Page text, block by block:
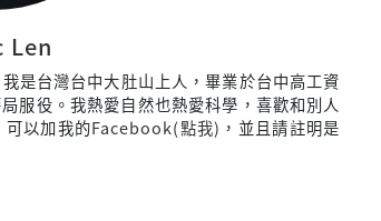
Len
是台灣台中大肚山上人，畢業於台中高工資
服役。我熱愛自然也熱愛科學，喜歡和別人
以加我的Facebook(點我) ，並且請註明是